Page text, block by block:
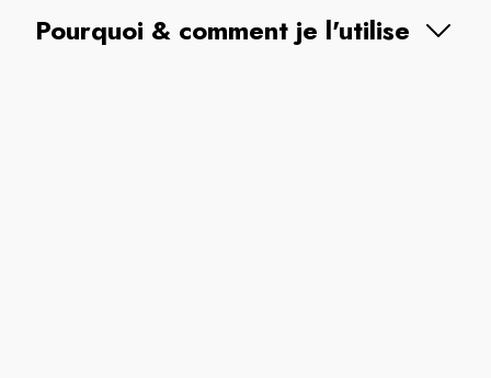
Pourquoi & comment je l'utilise